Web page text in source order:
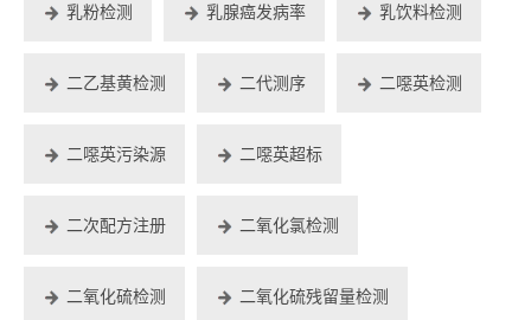
乳粉检测 乳腺癌发病率 乳饮料检测
二乙基黄检测 二代测序 二噁英检测
二噁英污染源 二噁英超标
二次配方注册 二氧化氯检测
二氧化硫检测 二氧化硫残留量检测